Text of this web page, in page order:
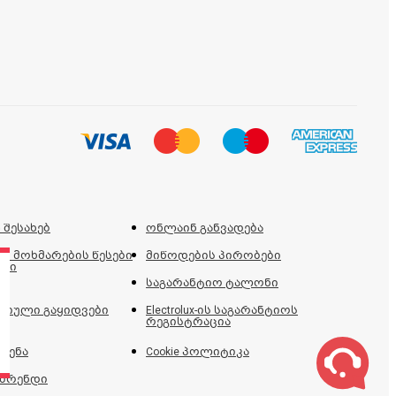
ონლაინ განვადება
მოხმარების წესები მიწოდების პირობები
საგარანტიო ტალონი
გაყიდვები Electrolux-ის საგარანტიოს
რეგისტრაცია
Cookie პოლიტიკა